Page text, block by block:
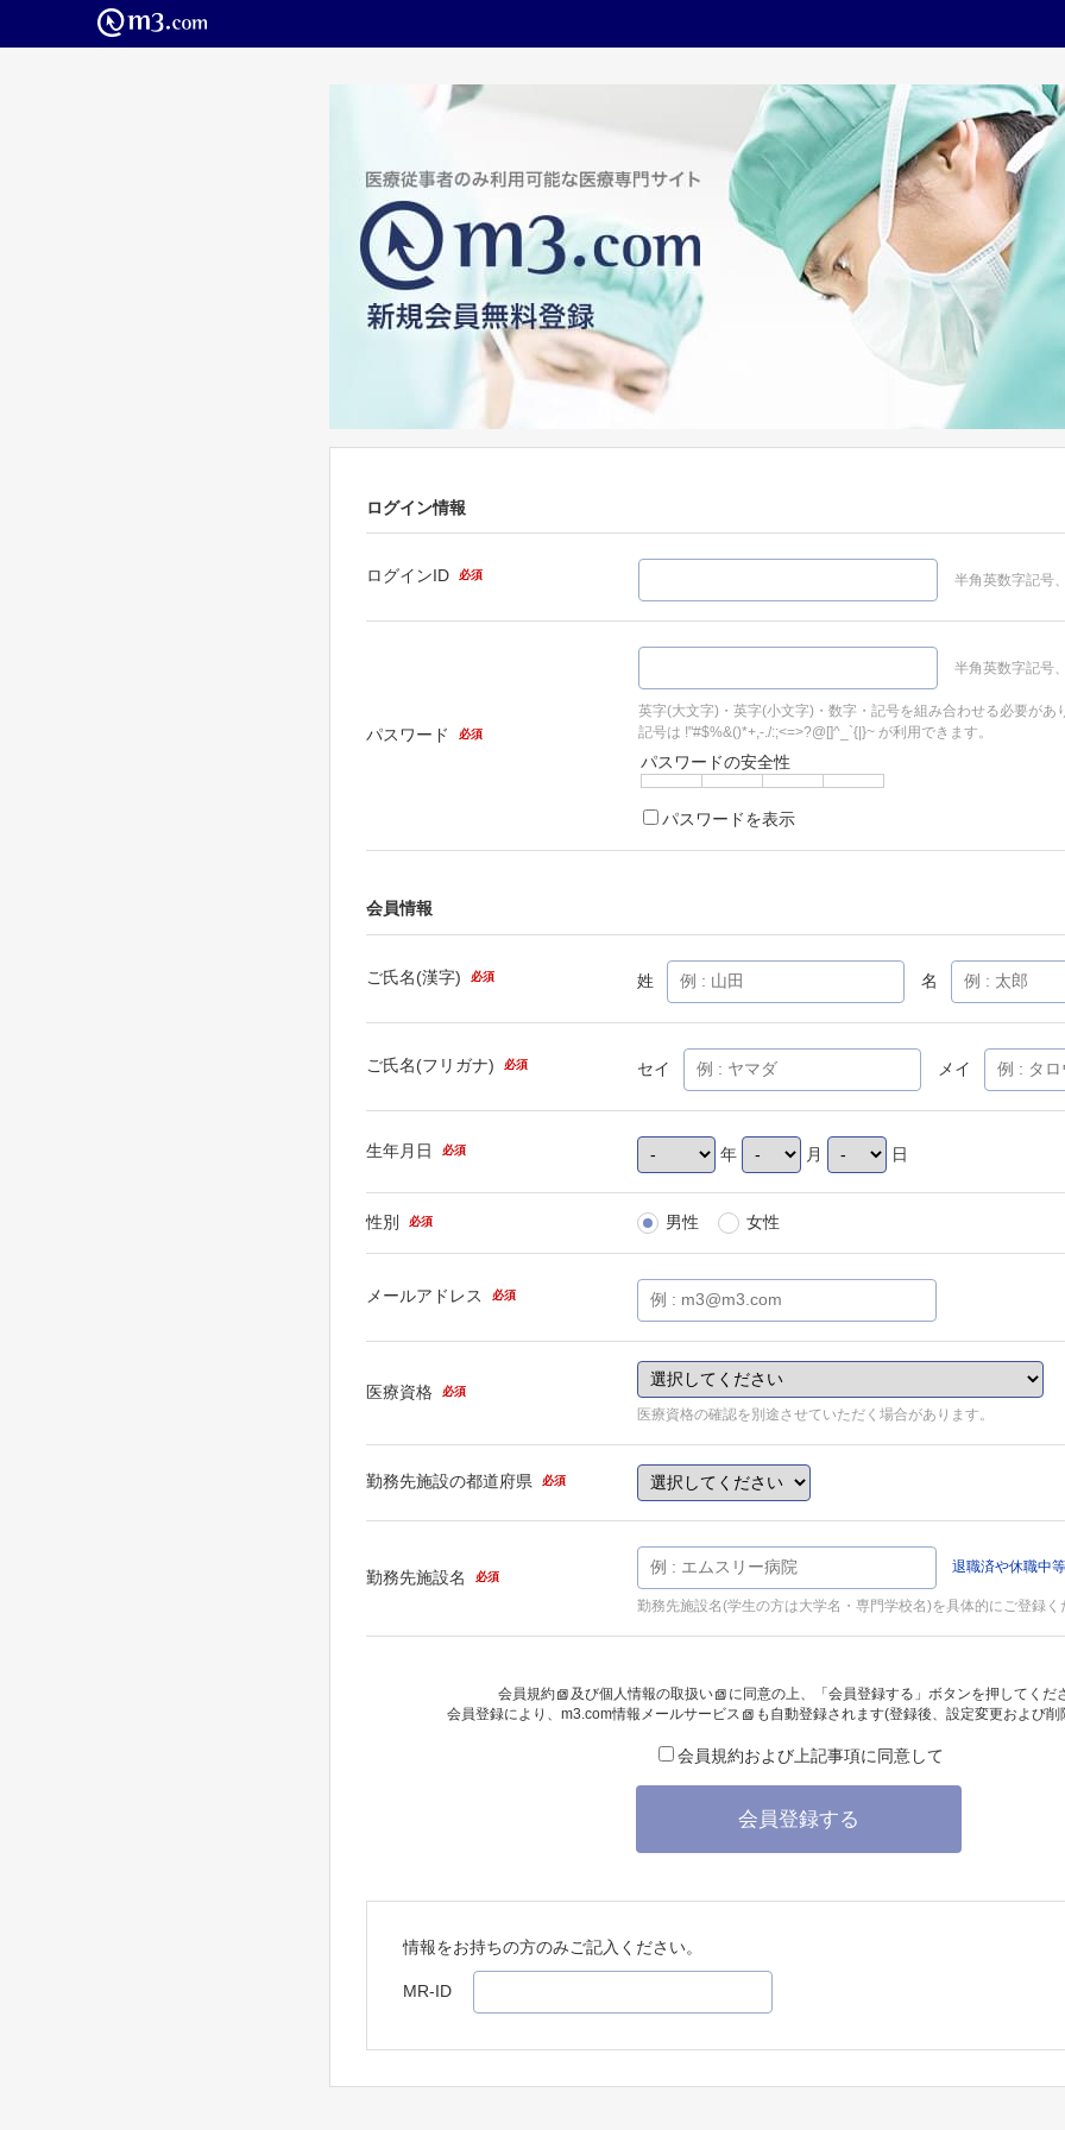
ログイン情報
ログインID 必須 半角英数字記号
パスワード 必須
半角英数字記号
英字(大文字)・英字(小文字)・数字・記号を組み合わせる必要があ
記号は !"#$%&()*+,-./:;<=>?@[]^_`{|}~ が利用できます。
パスワードの安全性
パスワードを表示
会員情報
ご氏名(漢字) 必須 姓 名
ご氏名(フリガナ) 必須 セイ メイ
生年月日 必須 年 月 日
性別 必須 男性 女性
メールアドレス 必須
医療資格 必須
医療資格の確認を別途させていただく場合があります。
勤務先施設の都道府県 必須
勤務先施設名 必須
退職済や休職中
勤務先施設名(学生の方は大学名・専門学校名)を具体的にご登録く
会員規約 及び個人情報の取扱い
に同意の上、「会員登録する」ボタンを押してくだ
会員登録により、 m3.com情報メールサービス も自動登録されます(登録後、設定変更および
会員規約および上記事項に同意して
会員登録する
情報をお持ちの方のみご記入ください。
MR-ID